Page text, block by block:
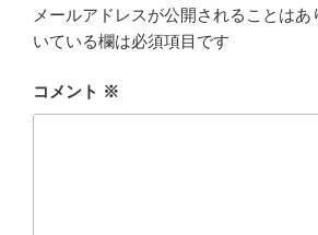
メールアドレスが公開されることはあ
いている欄は必須項目です
コメント ※